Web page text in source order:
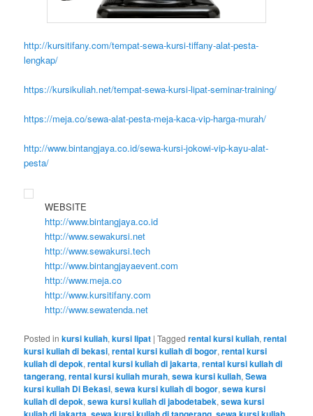
http://kursitifany.com/tempat-sewa-kursi-tiffany-alat-pesta-
lengkap/
https://kursikuliah.net/tempat-sewa-kursi-lipat-seminar-training/
https://meja.co/sewa-alat-pesta-meja-kaca-vip-harga-murah/
http://www.bintangjaya.co.id/sewa-kursi-jokowi-vip-kayu-alat-
pesta/
WEBSITE
http://www.bintangjaya.co.id
http://www.sewakursi.net
http://www.sewakursi.tech
http://www.bintangjayaevent.com
http://www.meja.co
http://www.kursitifany.com
http://www.sewatenda.net
Posted in kursi kuliah,kursi lipat |Tagged rental kursi kuliah,rental
kursi kuliah di bekasi,rental kursi kuliah di bogor,rental kursi
kuliah di depok,rental kursi kuliah di jakarta,rental kursi kuliah di
tangerang,rental kursi kuliah murah,sewa kursi kuliah,Sewa
kursi kuliah Di Bekasi,sewa kursi kuliah di bogor,sewa kursi
kuliah di depok,sewa kursi kuliah di jabodetabek,sewa kursi
, ,